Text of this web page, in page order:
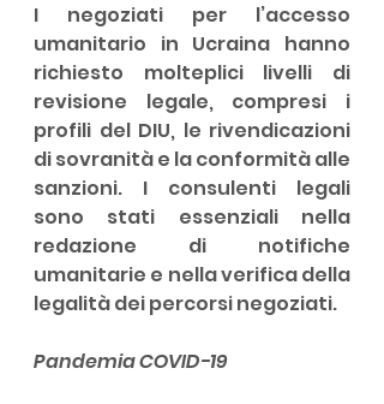
I negoziati per l’accesso
umanitario in Ucraina hanno
richiesto molteplici livelli di
revisione legale, compresi i
profili del DIU, le rivendicazioni
di sovranità e la conformità alle
sanzioni. I consulenti legali
sono stati essenziali nella
redazione di notifiche
umanitarie e nella verifica della
legalità dei percorsi negoziati.
Pandemia COVID-19